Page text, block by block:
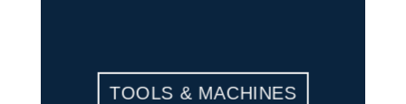
TOOLS & MACHINES